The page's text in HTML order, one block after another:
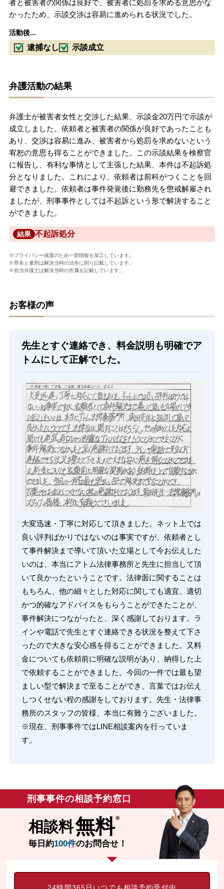
者と被害者の関係は良好で、被害者に処罰を求める意思がな
かったため、示談交渉は容易に進められる状況でした。
活動後...
逮捕なし 示談成立
弁護活動の結果
弁護士が被害者女性と交渉した結果、示談金20万円で示談が
成立しました。依頼者と被害者の関係が良好であったことも
あり、交渉は容易に進み、被害者から処罰を求めないという
宥恕の意思も得ることができました。この示談結果を検察官
に報告し、有利な事情として主張した結果、本件は不起訴処
分となりました。これにより、依頼者は前科がつくことを回
避できました。依頼者は事件発覚後に勤務先を懲戒解雇され
ましたが、刑事事件としては不起訴という形で解決すること
ができました。
結果 不起訴処分
※プライバシー保護のため一部情報を加工しています。
※罪名と量刑は解決当時の法令に則り記載しています。
※担当弁護士は解決当時の所属を記載しています。
お客様の声
先生とすぐ連絡でき、料金説明も明確でア
トムにして正解でした。
大変迅速・丁寧に対応して頂きました。ネット上では
良い評判ばかりではないのは事実ですが、依頼者とし
て事件解決まで導いて頂いた立場として今お伝えした
いのは、本当にアトム法律事務所と先生に担当して頂
いて良かったということです。法律面に関することは
もちろん、他の細々とした対応に関しても適宜、適切
かつ的確なアドバイスをもらうことができたことが、
事件解決につながったと、深く感謝しております。ラ
インや電話で先生とすぐ連絡できる状況を整えて下さ
ったので大きな安心感を得ることができました。又料
金についても依頼前に明確な説明があり、納得した上
で依頼することができました。今回の一件では最も望
ましい型で解決まで至ることができ、言葉ではお伝え
しつくせない程の感謝をしております。先生・法律事
務所のスタッフの皆様、本当に有難うございました。
※現在、刑事事件ではLINE相談案内を行っていま
す。
刑事事件の相談予約窓口
相談料無料
毎日約100件のお問合せ！